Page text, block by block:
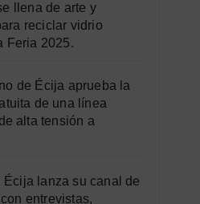
llena de arte y
reciclar vidrio
Feria 2025.
de Écija aprueba la
de una línea
alta tensión a
Écija lanza su canal de
entrevistas,